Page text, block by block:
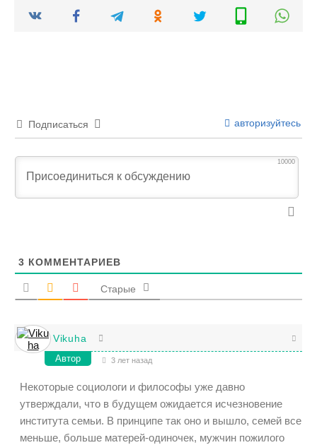
Подписаться авторизуйтесь
10000
3 КОММЕНТАРИЕВ
Старые
Vikuha
Автор 3 лет назад
Некоторые социологи и философы уже давно
утверждали, что в будущем ожидается исчезновение
института семьи. В принципе так оно и вышло, семей все
меньше, больше матерей-одиночек, мужчин пожилого